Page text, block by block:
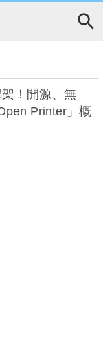
！開源、無
Printer」概